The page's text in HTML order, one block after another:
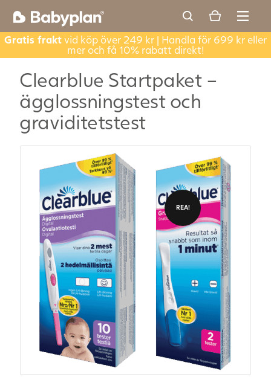
Gratis fraktvid köp över 249 kr | Handla för 699 kr eller
mer och få 10% rabatt direkt!
Clearblue Startpaket –
ägglossningstest och
graviditetstest
REA!